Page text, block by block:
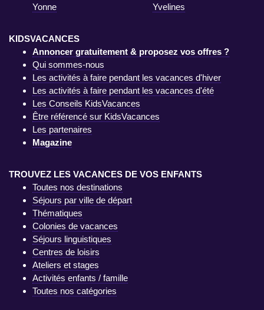
Yonne
Yvelines
KIDSVACANCES
Annoncer gratuitement & proposez vos offres ?
Qui sommes-nous
Les activités à faire pendant les vacances d'hiver
Les activités à faire pendant les vacances d'été
Les Conseils KidsVacances
Être référencé sur KidsVacances
Les partenaires
Magazine
TROUVEZ LES VACANCES DE VOS ENFANTS
Toutes nos destinations
Séjours par ville de départ
Thématiques
Colonies de vacances
Séjours linguistiques
Centres de loisirs
Ateliers et stages
Activités enfants / famille
Toutes nos catégories